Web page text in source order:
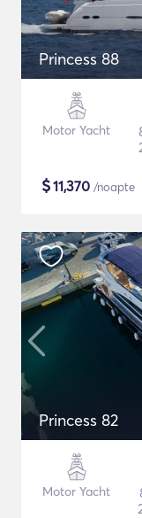
Princess 88
Motor Yacht
$11,370 /noapte
Princess 82
Motor Yacht